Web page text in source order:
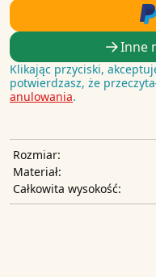
Inne
Klikając przyciski,
potwierdzasz, że
anulowania.
Rozmiar:
Materiał:
Całkowita wysokość: